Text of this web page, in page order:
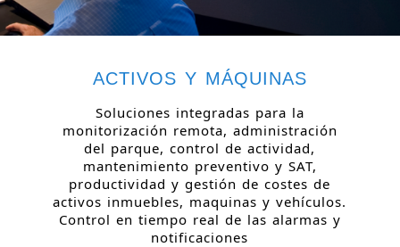
ACTIVOS Y MÁQUINAS
Soluciones integradas para la
monitorización remota, administración
del parque, control de actividad,
mantenimiento preventivo y SAT,
productividad y gestión de costes de
activos inmuebles, maquinas y vehículos.
Control en tiempo real de las alarmas y
notificaciones